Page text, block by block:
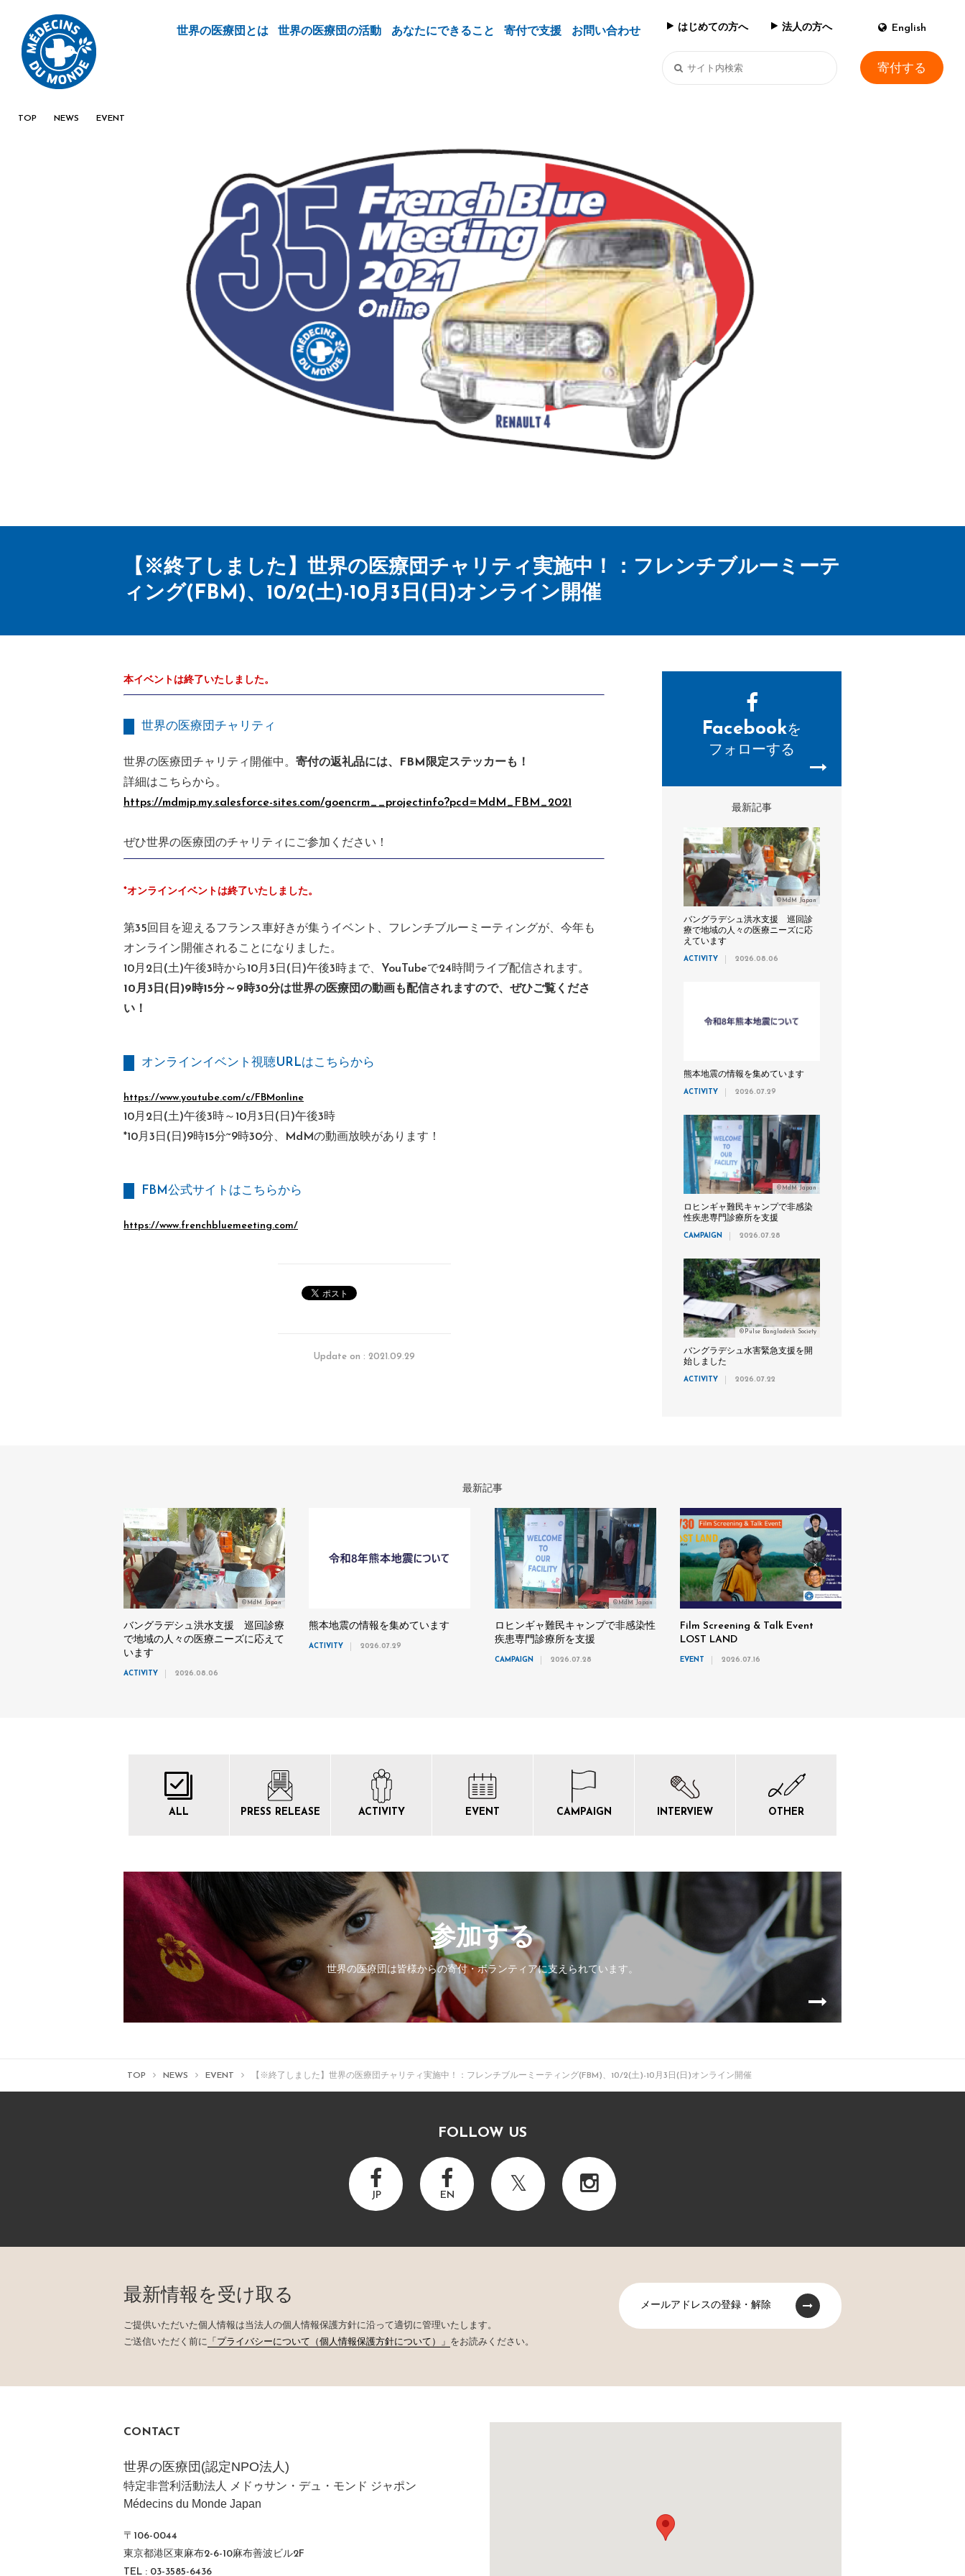
世界の医療団とは 世界の医療団の活動 あなたにできること 寄付で支援 お問い合わせ はじめての方へ 法人の方へ English
寄付する
TOP NEWS EVENT
【※終了しました】世界の医療団チャリティ実施中！：フレンチブルーミーテ
ィング(FBM)、10/2(土)-10月3日(日)オンライン開催
本イベントは終了いたしました。
世界の医療団チャリティ
世界の医療団チャリティ開催中。 寄付の返礼品には、FBM限定ステッカーも！
詳細はこちらから。
https://mdmjp.my.salesforce-sites.com/goencrm__projectinfo?pcd=MdM_FBM_2021
ぜひ世界の医療団のチャリティにご参加ください！
*オンラインイベントは終了いたしました。
第35回目を迎えるフランス車好きが集うイベント、フレンチブルーミーティングが、今年も
オンライン開催されることになりました。
10月2日(土)午後3時から10月3日(日)午後3時まで、YouTubeで24時間ライブ配信されます。
10月3日(日)9時15分～9時30分は世界の医療団の動画も配信されますので、ぜひご覧くださ
い！
オンラインイベント視聴URLはこちらから
https://www.youtube.com/c/FBMonline
10月2日(土)午後3時～10月3日(日)午後3時
*10月3日(日)9時15分~9時30分、MdMの動画放映があります！
FBM公式サイトはこちらから
https://www.frenchbluemeeting.com/
Update on : 2021.09.29
Facebookを
フォローする
最新記事
©MdM Japan
バングラデシュ洪水支援 巡回診
療で地域の人々の医療ニーズに応
えています
ACTIVITY 2026.08.06
熊本地震の情報を集めています
ACTIVITY 2026.07.29
©MdM Japan
ロヒンギャ難民キャンプで非感染
性疾患専門診療所を支援
CAMPAIGN 2026.07.28
©Pulse Bangladesh Society
バングラデシュ水害緊急支援を開
始しました
ACTIVITY 2026.07.22
最新記事
©MdM Japan
バングラデシュ洪水支援 巡回診療
で地域の人々の医療ニーズに応えて
います
ACTIVITY 2026.08.06
熊本地震の情報を集めています
ACTIVITY 2026.07.29
©MdM Japan
ロヒンギャ難民キャンプで非感染性
疾患専門診療所を支援
CAMPAIGN 2026.07.28
Film Screening & Talk Event
LOST LAND
EVENT 2026.07.16
ALL PRESS RELEASE ACTIVITY EVENT CAMPAIGN INTERVIEW OTHER
参加する
世界の医療団は皆様からの寄付・ボランティアに支えられています。
TOP NEWS EVENT 【※終了しました】世界の医療団チャリティ実施中！：フレンチブルーミーティング(FBM)、10/2(土)-10月3日(日)オンライン開催
FOLLOW US
JP EN
最新情報を受け取る
ご提供いただいた個人情報は当法人の個人情報保護方針に沿って適切に管理いたします。
ご送信いただく前に 「プライバシーについて（個人情報保護方針について）」 をお読みください。
メールアドレスの登録・解除
CONTACT
世界の医療団(認定NPO法人)
特定非営利活動法人 メドゥサン・デュ・モンド ジャポン
Médecins du Monde Japan
〒106-0044
東京都港区東麻布2-6-10麻布善波ビル2F
TEL : 03-3585-6436